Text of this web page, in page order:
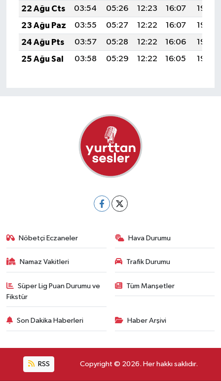
22 Ağu Cts
03:54 05:26 12:23 16:07
19:09
23 Ağu Paz
03:55 05:27 12:22 16:07
19:08
24 Ağu Pts
03:57 05:28 12:22 16:06
19:06
25 Ağu Sal
03:58 05:29 12:22 16:05 19:05
Nöbetçi Eczaneler Hava Durumu
Namaz Vakitleri Trafik Durumu
Süper Lig Puan Durumu ve
Fikstür
Tüm Manşetler
Son Dakika Haberleri Haber Arşivi
RSS Copyright © 2026. Her hakkı saklıdır.